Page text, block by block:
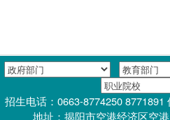
招生电话：0663-8774250 8771891
地址：揭阳市空港经济区空